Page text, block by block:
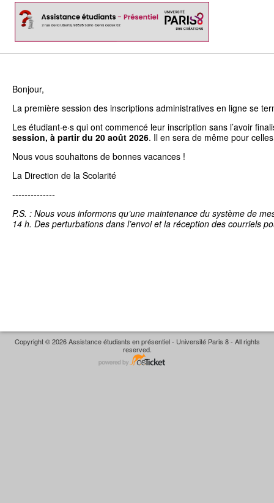
Bonjour,
La première session des inscriptions administratives en ligne se
Les étudiant·e·s qui ont commencé leur inscription sans l’avoir
session, à partir du 20 août 2026. Il en sera de même pour
Nous vous souhaitons de bonnes vacances !
La Direction de la Scolarité
--------------
P.S. : Nous vous informons qu’une maintenance du système de
14 h. Des perturbations dans l’envoi et la réception des courriels
Copyright © 2026 Assistance étudiants en présentiel - Université Paris 8 - All rights
reserved.